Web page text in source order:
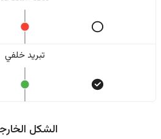
تبريد خلفي
الشكل